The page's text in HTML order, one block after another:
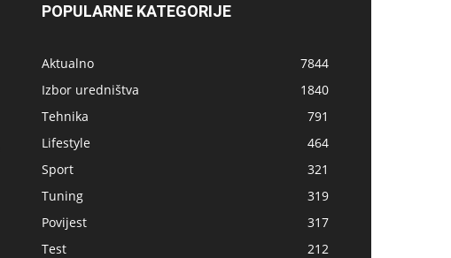
POPULARNE KATEGORIJE
Aktualno
7844
Izbor uredništva
1840
Tehnika
791
Lifestyle
464
Sport
321
Tuning
319
Povijest
317
Test
212